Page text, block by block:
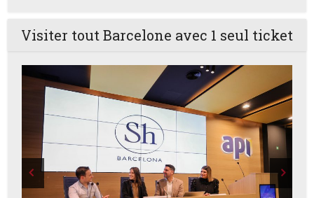
Visiter tout Barcelone avec 1 seul ticket